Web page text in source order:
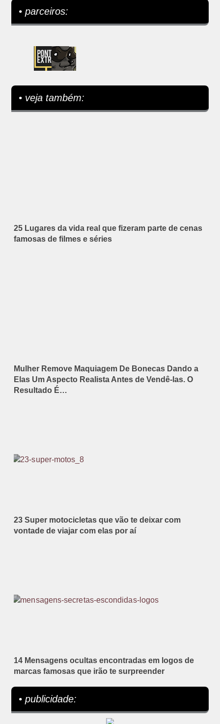
• parceiros:
• veja também:
25 Lugares da vida real que fizeram parte de cenas
famosas de filmes e séries
Mulher Remove Maquiagem De Bonecas Dando a
Elas Um Aspecto Realista Antes de Vendê-las. O
Resultado É…
23 Super motocicletas que vão te deixar com
vontade de viajar com elas por aí
14 Mensagens ocultas encontradas em logos de
marcas famosas que irão te surpreender
• publicidade: